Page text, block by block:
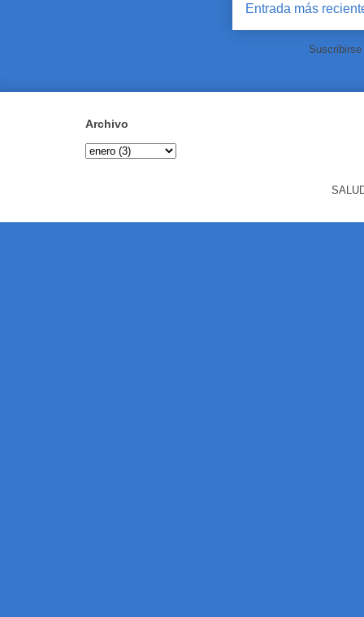
Entrada más
Archivo